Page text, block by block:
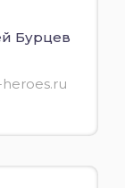
Бурцев